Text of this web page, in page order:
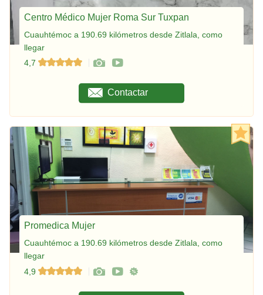
Centro Médico Mujer Roma Sur Tuxpan
Cuauhtémoc a 190.69 kilómetros desde Zitlala, como
llegar
4,7
Contactar
Promedica Mujer
Cuauhtémoc a 190.69 kilómetros desde Zitlala, como
llegar
4,9